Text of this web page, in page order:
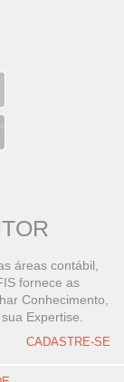
áreas contábil,
fornece as
Conhecimento,
Expertise.
CADASTRE-SE